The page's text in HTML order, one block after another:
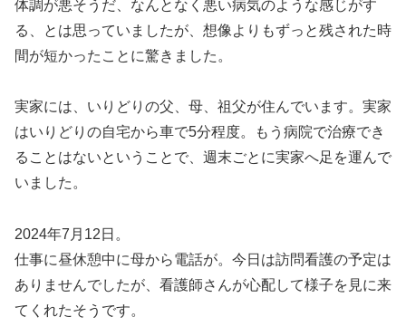
体調が悪そうだ、なんとなく悪い病気のような感じがす
る、とは思っていましたが、想像よりもずっと残された時
間が短かったことに驚きました。
実家には、いりどりの父、母、祖父が住んでいます。実家
はいりどりの自宅から車で5分程度。もう病院で治療でき
ることはないということで、週末ごとに実家へ足を運んで
いました。
2024年7月12日。
仕事に昼休憩中に母から電話が。今日は訪問看護の予定は
ありませんでしたが、看護師さんが心配して様子を見に来
てくれたそうです。